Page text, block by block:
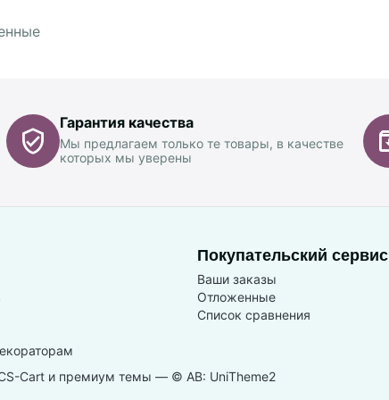
Гарантия качества
Мы предлагаем только те товары, в качестве
которых мы уверены
Покупательский сервис
Ваши заказы
Отложенные
Список сравнения
Cart и премиум темы — © AB: UniTheme2